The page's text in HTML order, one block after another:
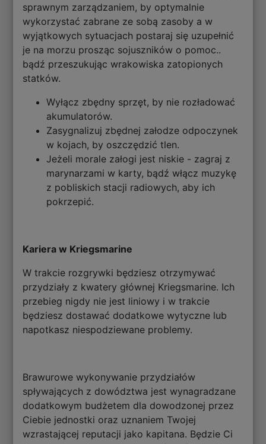
sprawnym zarządzaniem, by optymalnie
wykorzystać zabrane ze sobą zasoby a w
wyjątkowych sytuacjach postaraj się uzupełnić
je na morzu prosząc sojuszników o pomoc..
bądź przeszukując wrakowiska zatopionych
statków.
Wyłącz zbędny sprzęt, by nie rozładować
akumulatorów.
Zasygnalizuj zbędnej załodze odpoczynek
w kojach, by oszczędzić tlen.
Jeżeli morale załogi jest niskie - zagraj z
marynarzami w karty, bądź włącz muzykę
z pobliskich stacji radiowych, aby ich
pokrzepić.
Kariera w Kriegsmarine
W trakcie rozgrywki będziesz otrzymywać
przydziały z kwatery głównej Kriegsmarine. Ich
przebieg nigdy nie jest liniowy i w trakcie
będziesz dostawać dodatkowe wytyczne lub
napotkasz niespodziewane problemy.
Brawurowe wykonywanie przydziałów
spływających z dowództwa jest wynagradzane
dodatkowym budżetem dla dowodzonej przez
Ciebie jednostki oraz uznaniem Twojej
wzrastającej reputacji jako kapitana. Będzie Ci